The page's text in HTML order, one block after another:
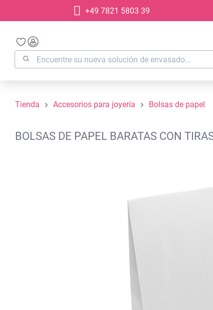
Saltar a la navegación principal
+49 7821 5803 39
Tienda Accesorios para joyería Bolsas de papel
BOLSAS DE PAPEL BARATAS CON